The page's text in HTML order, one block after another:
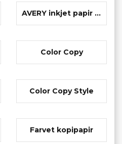
AVERY inkjet papir i ark
Color Copy
Color Copy Style
Farvet kopipapir